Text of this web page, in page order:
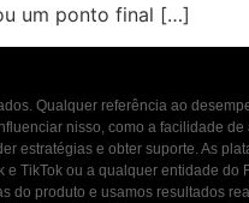
um ponto final […]
Qualquer referência ao
nisso, como a facilidade
estratégias e obter suporte. As
TikTok ou a qualquer entidade
do produto e usamos resultados